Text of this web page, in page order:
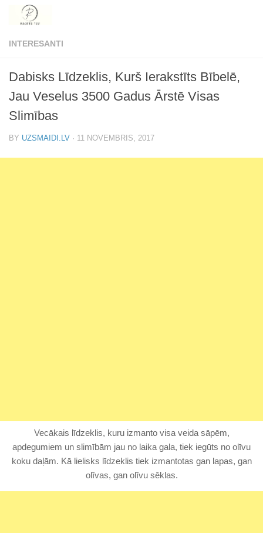
Skip to content
INTERESANTI
Dabisks Līdzeklis, Kurš Ierakstīts Bībelē,
Jau Veselus 3500 Gadus Ārstē Visas
Slimības
BY UZSMAIDI.LV · 11 NOVEMBRIS, 2017
Vecākais līdzeklis, kuru izmanto visa veida sāpēm,
apdegumiem un slimībām jau no laika gala, tiek iegūts no olīvu
koku daļām. Kā lielisks līdzeklis tiek izmantotas gan lapas, gan
olīvas, gan olīvu sēklas.